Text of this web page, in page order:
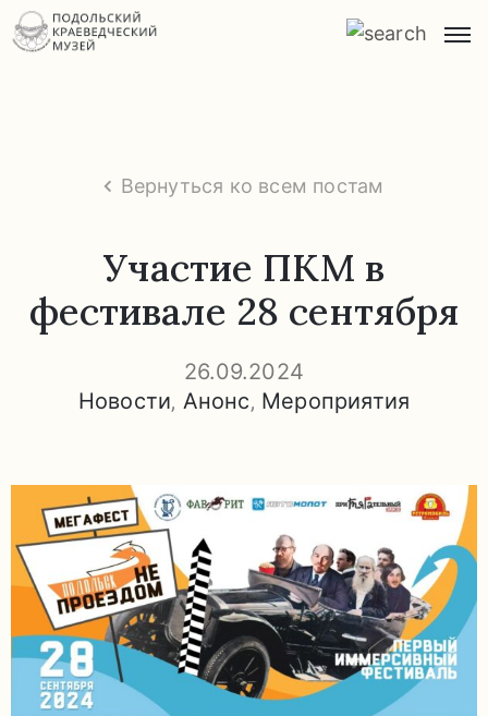
Заказ
Прейскурант
задаваемые
вопросы
Документы
Контакты
Вернуться ко всем постам
Участие ПКМ в
фестивале 28 сентября
26.09.2024
Новости‚ Анонс‚ Мероприятия